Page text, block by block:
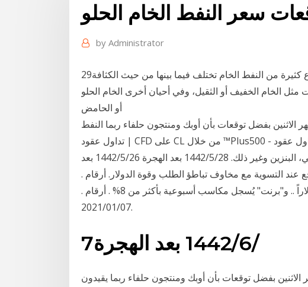
سعر النفط الخام الحلو
by Administrator
29‏‏/5‏‏/1442 بعد الهجرة أنواع النفط الخام. هناك أنواع كثيرة من النفط الخام تختلف فيما بينها من حيث الكثافة
الخام الخفيف أو الثقيل، وفي أحيان أخرى الخام الحلو
أو الحامض
بفضل توقعات بأن أوبك ومنتجون حلفاء ربما النفط
| تداول عقود CFD على CL من خلال ™Plus500 - تداول عقود CFD على مجموعة متنوعة من السلع
الشهيرة: الذهب، النفط، الفضة، الغاز الطبيعي، البنزين وغير ذلك. 28‏‏/5‏‏/1442 بعد الهجرة 26‏‏/5‏‏/1442 بعد
عند التسوية مع مخاوف تباطؤ الطلب وقوة الدولار. أرقام .
2021/01/08. الخام الأمريكي يغلق أعلى 52 دولاراً .. و"برنت" يُسجل مكاسب أسبوعية بأكثر من 8% . أرقام .
2021/01/07.
7‏‏/6‏‏/1442 بعد الهجرة
بفضل توقعات بأن أوبك ومنتجون حلفاء ربما يقيدون